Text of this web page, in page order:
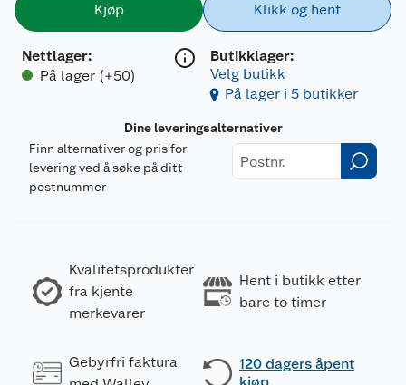
Kjøp
Nettlager:
På lager (+50)
Klikk og hent
Butikklager:
Velg butikk
På lager i 5 butikker
Dine leveringsalternativer
Finn alternativer og pris for
levering ved å søke på ditt
postnummer
Kvalitetsprodukter
fra kjente
merkevarer
Hent i butikk etter
bare to timer
Gebyrfri faktura
120 dagers åpent